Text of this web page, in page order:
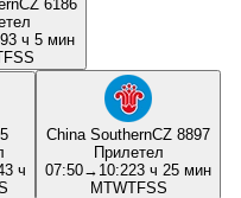
CZ 6186
3 ч 5 мин
FSS
3 ч
China SouthernCZ 8897
Прилетел
07:50→ 10:223 ч 25 мин
MTWTFSS